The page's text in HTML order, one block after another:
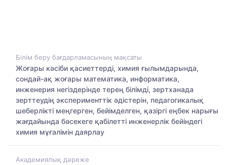
Білім беру бағдарламасының мақсаты
Жоғары кәсіби қасиеттерді, химия ғылымдарында,
сондай-ақ жоғары математика, информатика,
инженерия негіздерінде терең білімді, зертханада
зерттеудің эксперименттік әдістерін, педагогикалық
шеберлікті меңгерген, бейімделген, қазіргі еңбек нарығы
жағдайында бәсекеге қабілетті инженерлік бейіндегі
химия мұғалімін даярлау
Академиялық дәреже